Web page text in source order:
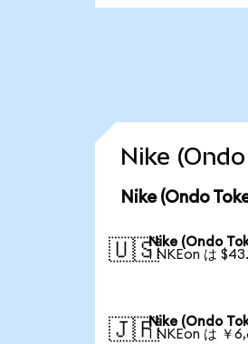
Nike (Ondo
Nike (Ondo
🇺🇸Nike (Ondo
1 NKEon は
🇯🇵Nike (Ondo
1 NKEon は ￥